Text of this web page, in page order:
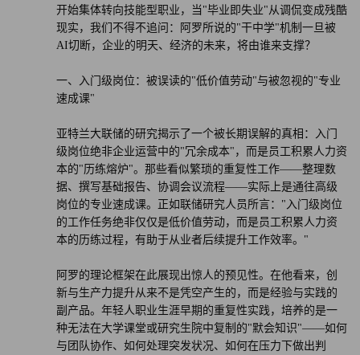
开始集体转向技能型职业，当"毕业即失业"从调侃变成残酷
现实，我们不得不追问：阿罗所说的"干中学"机制一旦被
AI切断，企业的明天、经济的未来，将由谁来支撑？
一、入门级岗位：被误读的"低价值劳动"与被忽视的"专业
速成课"
亚特兰大联储的研究揭示了一个被长期误解的真相：入门
级岗位绝非企业运营中的"冗余成本"，而是员工积累人力资
本的"历练熔炉"。那些看似繁琐的重复性工作——整理数
据、撰写基础报告、协调会议流程——实际上是通往高级
岗位的专业速成课。正如联储研究人员所言："入门级岗位
的工作任务绝非仅仅是低价值劳动，而是员工积累人力资
本的历练过程，有助于从业者后续提升工作效率。"
阿罗的理论框架在此展现出惊人的预见性。在他看来，创
新与生产力提升从来不是凭空产生的，而是经验与实践的
副产品。年轻人职业生涯早期的重复性实践，培养的是一
种无法在大学课堂或研究生院中复制的"默会知识"——如何
与团队协作、如何处理突发状况、如何在压力下做出判